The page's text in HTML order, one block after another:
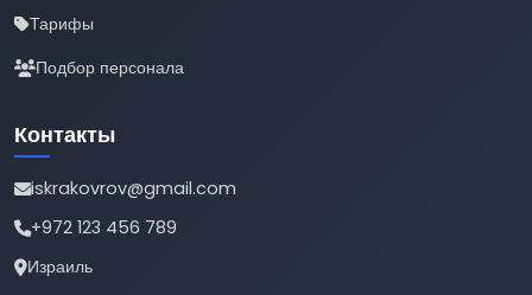
Тарифы
Подбор персонала
Контакты
iskrakovrov@gmail.com
+972 123 456 789
Израиль